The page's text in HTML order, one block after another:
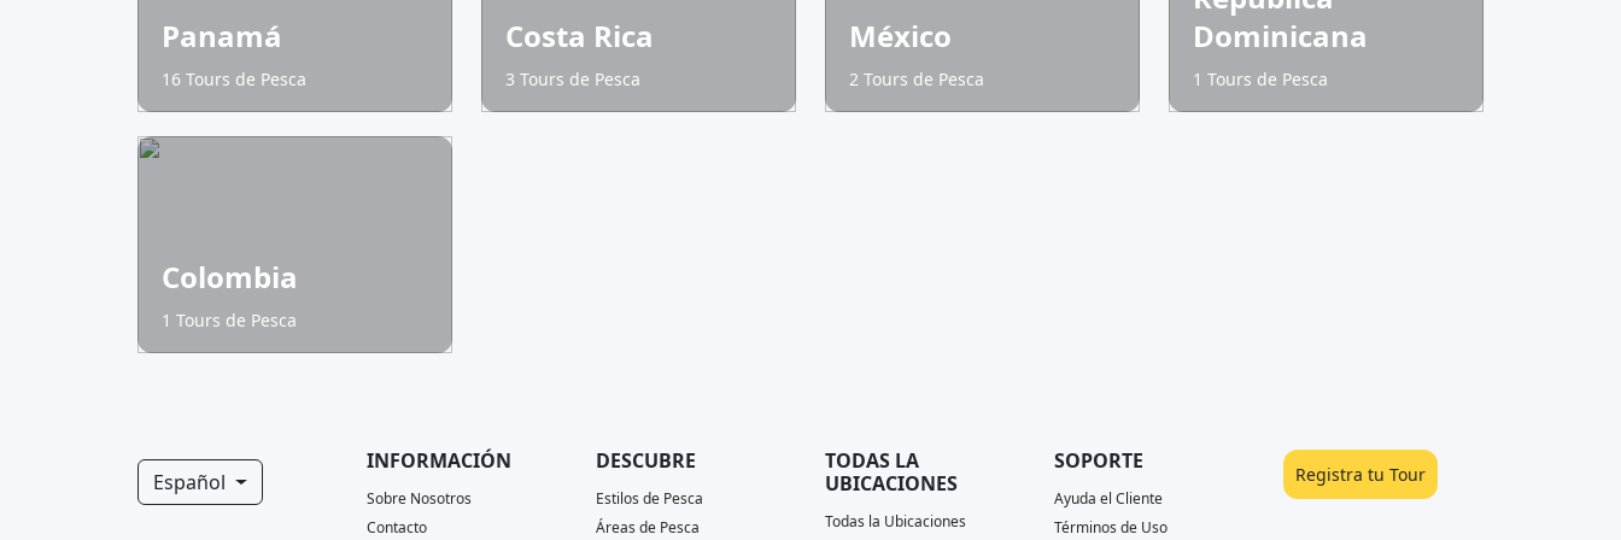
Panamá
16 Tours de Pesca
Costa Rica
3 Tours de Pesca
México
2 Tours de Pesca
Dominicana
1 Tours de Pesca
Colombia
1 Tours de Pesca
Español
INFORMACIÓN
Sobre Nosotros
Contacto
DESCUBRE
Estilos de Pesca
Áreas de Pesca
TODAS LA
UBICACIONES
Todas la Ubicaciones
SOPORTE
Ayuda el Cliente
Términos de Uso
Registra tu Tour